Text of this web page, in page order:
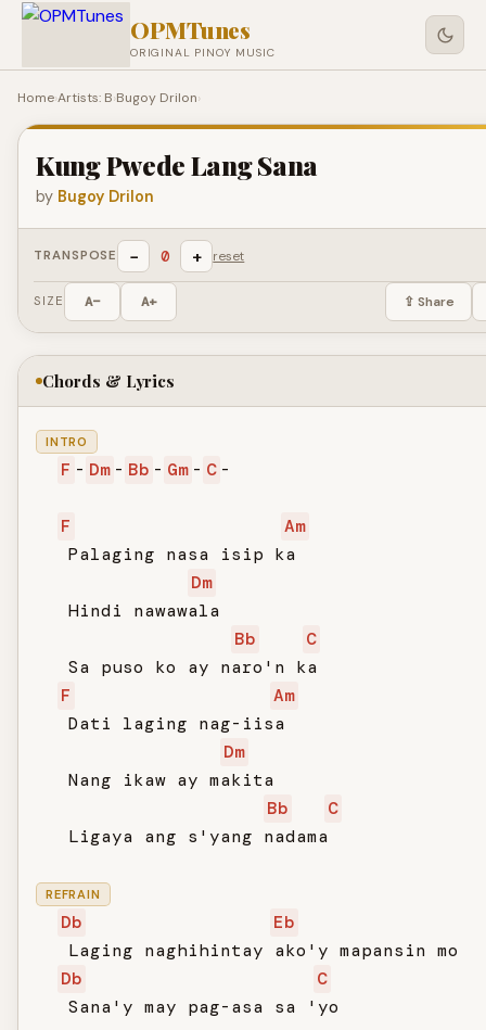
OPMTunes
ORIGINAL PINOY MUSIC
Home›Artists: B›Bugoy Drilon›
Kung Pwede Lang Sana
by Bugoy Drilon
TRANSPOSE − 0 + reset
SIZE A− A+ ⇪ Share
Chords & Lyrics
INTRO
F - Dm - Bb - Gm - C -
F
Am
   Palaging nasa isip ka
Dm
   Hindi nawawala
Bb
C
   Sa puso ko ay naro'n ka
F
Am
   Dati laging nag-iisa
Dm
   Nang ikaw ay makita
Bb
C
   Ligaya ang s'yang nadama
REFRAIN
Db
Eb
   Laging naghihintay ako'y mapansin mo
Db
C
   Sana'y may pag-asa sa 'yo